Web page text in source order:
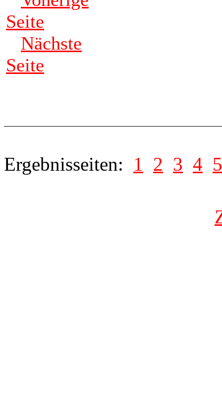
Seite
Nächste
Seite
Ergebnisseiten: 1 2 3 4 5